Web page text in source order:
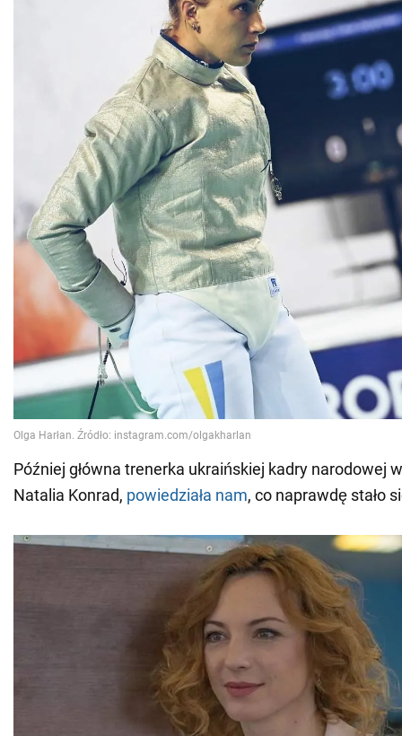
Później główna trenerka ukraińskiej kadry narodowej
Natalia Konrad, powiedziała nam, co naprawdę stało